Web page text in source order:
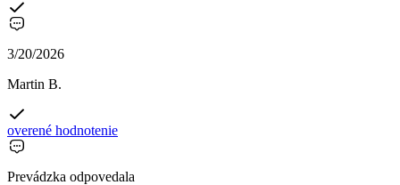
3/20/2026
Martin B.
overené hodnotenie
Prevádzka odpovedala